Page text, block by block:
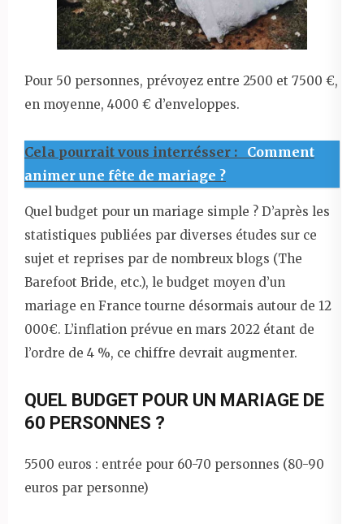
Pour 50 personnes, prévoyez entre 2500 et 7500 €,
en moyenne, 4000 € d’enveloppes.
Cela pourrait vous interrésser :
Comment
animer une fête de mariage ?
Quel budget pour un mariage simple ? D’après les
statistiques publiées par diverses études sur ce
sujet et reprises par de nombreux blogs (The
Barefoot Bride, etc.), le budget moyen d’un
mariage en France tourne désormais autour de 12
000€. L’inflation prévue en mars 2022 étant de
l’ordre de 4 %, ce chiffre devrait augmenter.
QUEL BUDGET POUR UN MARIAGE DE
60 PERSONNES ?
5500 euros : entrée pour 60-70 personnes (80-90
euros par personne)